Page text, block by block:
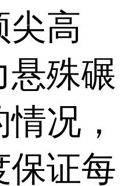
尖高
悬殊碾
况，
保证每